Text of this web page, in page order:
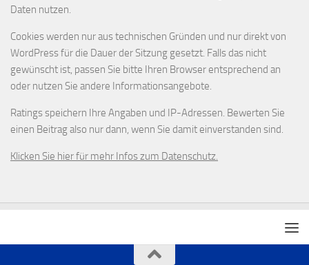
Daten nutzen.
Cookies werden nur aus technischen Gründen und nur direkt von
WordPress für die Dauer der Sitzung gesetzt. Falls das nicht
gewünscht ist, passen Sie bitte Ihren Browser entsprechend an
oder nutzen Sie andere Informationsangebote.
Ratings speichern Ihre Angaben und IP-Adressen. Bewerten Sie
einen Beitrag also nur dann, wenn Sie damit einverstanden sind.
Klicken Sie hier für mehr Infos zum Datenschutz.